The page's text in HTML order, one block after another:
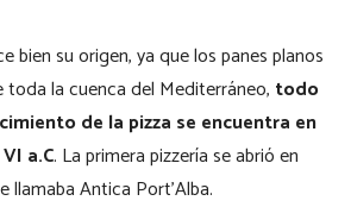
bien su origen, ya que los panes planos
la cuenca del Mediterráneo, todo
de la pizza se encuentra en
a.C. La primera pizzería se abrió en
llamaba Antica Port’Alba.